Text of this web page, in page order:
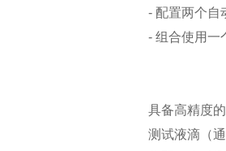
- 配置两个自
- 组合使用一
具备高精度
测试液滴（